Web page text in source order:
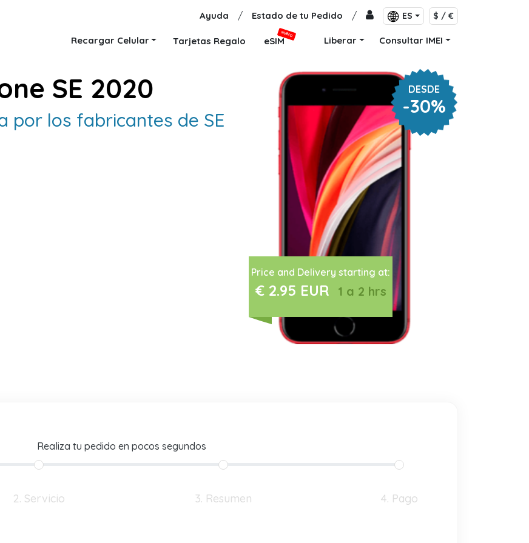
Ayuda / Estado de tu Pedido / ES $ / €
Recargar Celular Tarjetas Regalo eSIM
NUEVO
Liberar Consultar IMEI
DESDE
-30%
Price and Delivery starting at:
€ 2.95 EUR 1 a 2 hrs
SE 2020
por los fabricantes de SE
Realiza tu pedido en pocos segundos
2. Servicio 3. Resumen 4. Pago